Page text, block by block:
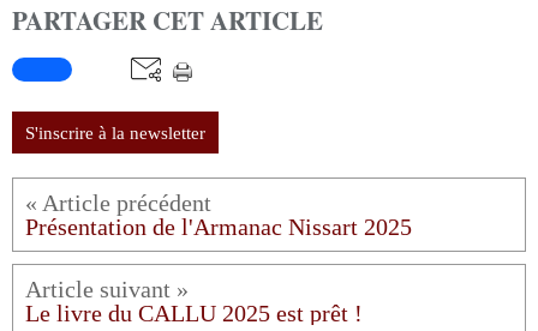
PARTAGER CET ARTICLE
S'inscrire à la newsletter
Présentation de l'Armanac Nissart 2025
Le livre du CALLU 2025 est prêt !